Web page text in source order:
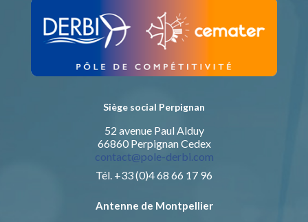
Siège social Perpignan
52 avenue Paul Alduy
66860 Perpignan Cedex
contact@pole-derbi.com
Tél. +33 (0)4 68 66 17 96
Antenne de Montpellier